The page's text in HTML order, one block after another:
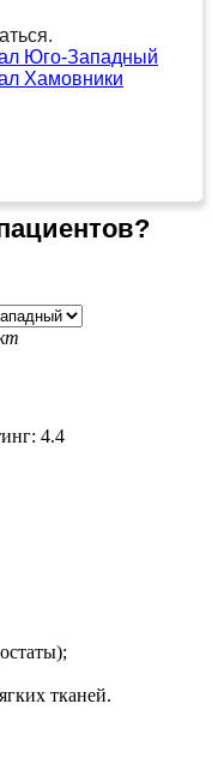
Юго-Западный
Хамовники
4.4
тканей.